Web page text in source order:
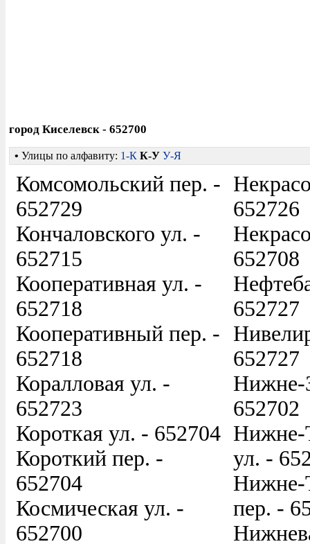
город Киселевск - 652700
• Улицы по алфавиту: 1-К К-У У-Я
Комсомольский пер. -
652729
Кончаловского ул. -
652715
Кооперативная ул. -
652718
Кооперативный пер. -
652718
Коралловая ул. -
652723
Короткая ул. - 652704
Короткий пер. -
652704
Космическая ул. -
652700
652726
652708
652727
652727
Нижне-
652702
Нижне-
ул. -
Нижне-
пер. -